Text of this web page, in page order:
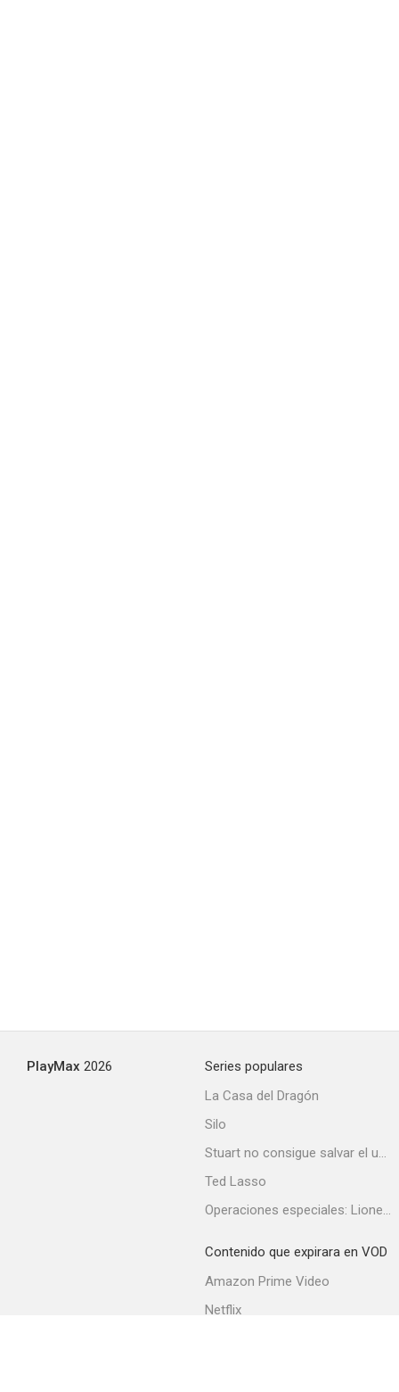
PlayMax 2026
Series populares
La Casa del Dragón
Silo
Stuart no consigue salvar el universo
Ted Lasso
Operaciones especiales: Lioness
Contenido que expirara en VOD
Amazon Prime Video
Netflix